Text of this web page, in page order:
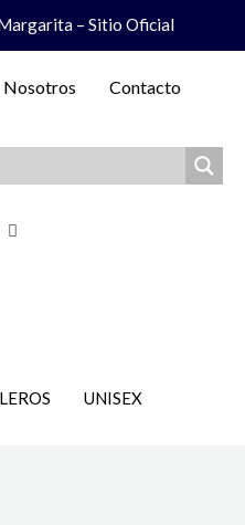
– Sitio Oficial
Nosotros Contacto
UNISEX